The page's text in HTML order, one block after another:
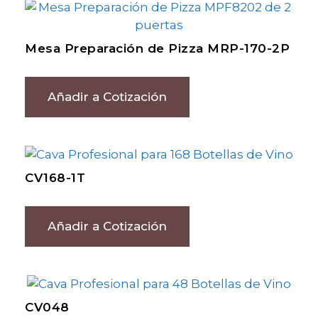
Mesa Preparación de Pizza MRP-170-2P
Añadir a Cotización
CV168-1T
Añadir a Cotización
CV048